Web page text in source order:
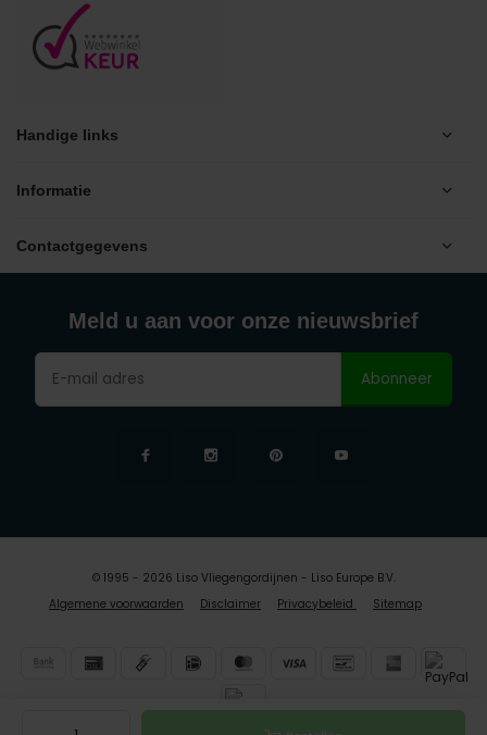
Handige links
Informatie
Contactgegevens
Meld u aan voor onze nieuwsbrief
Abonneer
Algemene voorwaarden Disclaimer Privacybeleid Sitemap
© 1995 - 2026 Liso Vliegengordijnen - Liso Europe B.V.